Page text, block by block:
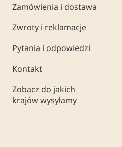
Zamówienia i dostawa
Zwroty i reklamacje
Pytania i odpowiedzi
Kontakt
Zobacz do jakich
krajów wysyłamy